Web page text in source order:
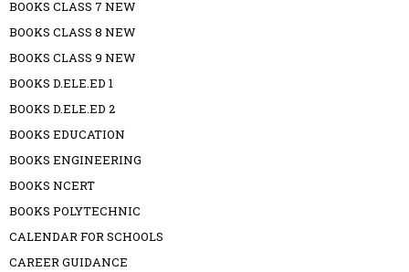
BOOKS CLASS 7 NEW
BOOKS CLASS 8 NEW
BOOKS CLASS 9 NEW
BOOKS D.ELE.ED 1
BOOKS D.ELE.ED 2
BOOKS EDUCATION
BOOKS ENGINEERING
BOOKS NCERT
BOOKS POLYTECHNIC
CALENDAR FOR SCHOOLS
CAREER GUIDANCE